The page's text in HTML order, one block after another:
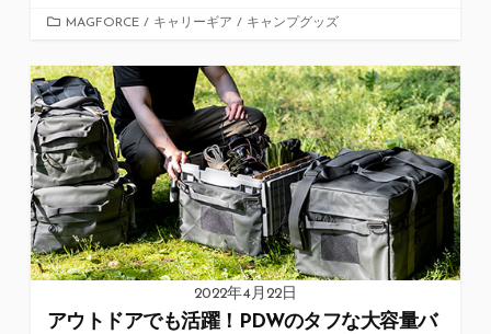
カ
ゴ
リ
ー
MAGFORCE / キャリーギア / キャンプグッズ
2022年4月22日
アウトドアでも活躍！PDWのタフな大容量バ